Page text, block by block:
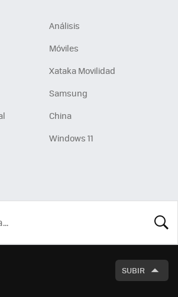
Análisis
Móviles
Xataka Movilidad
Samsung
China
Windows 11
SUBIR